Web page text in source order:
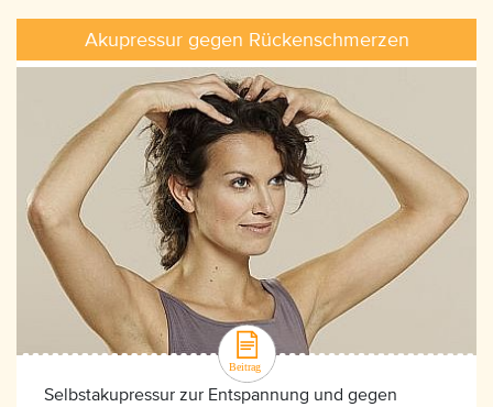
Akupressur gegen Rückenschmerzen
Selbstakupressur zur Entspannung und gegen